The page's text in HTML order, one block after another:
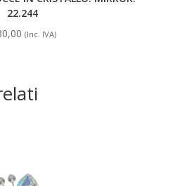
22.244
(Inc. IVA)